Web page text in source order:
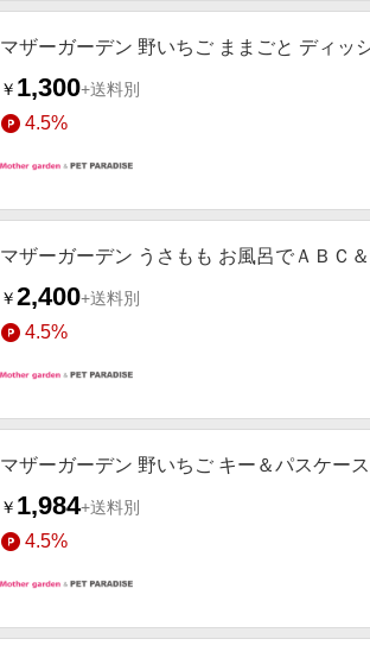
マザーガーデン 野いちご ままごと ディッ
￥ 1,300+送料別
4.5%
マザーガーデン うさもも お風呂でＡＢＣ
￥2,400+送料別
4.5%
マザーガーデン 野いちご キー＆パスケー
￥ 1,984+送料別
4.5%